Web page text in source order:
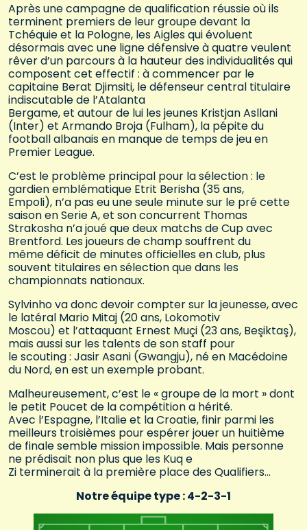
Après une campagne de qualification réussie où ils
terminent premiers de leur groupe devant la
Tchéquie et la Pologne, les Aigles qui évoluent
désormais avec une ligne défensive à quatre veulent
rêver d’un parcours à la hauteur des individualités qui
composent cet effectif : à commencer par le
capitaine Berat Djimsiti, le défenseur central titulaire
indiscutable de l’Atalanta
Bergame, et autour de lui les jeunes Kristjan Asllani
(Inter) et Armando Broja (Fulham), la pépite du
football albanais en manque de temps de jeu en
Premier League.
C’est le problème principal pour la sélection : le
gardien emblématique Etrit Berisha (35 ans,
Empoli), n’a pas eu une seule minute sur le pré cette
saison en Serie A, et son concurrent Thomas
Strakosha n’a joué que deux matchs de Cup avec
Brentford. Les joueurs de champ souffrent du
même déficit de minutes officielles en club, plus
souvent titulaires en sélection que dans les
championnats nationaux.
Sylvinho va donc devoir compter sur la jeunesse, avec
le latéral Mario Mitaj (20 ans, Lokomotiv
Moscou) et l’attaquant Ernest Muçi (23 ans, Beşiktaş),
mais aussi sur les talents de son staff pour
le scouting : Jasir Asani (Gwangju), né en Macédoine
du Nord, en est un exemple probant.
Malheureusement, c’est le « groupe de la mort » dont
le petit Poucet de la compétition a hérité.
Avec l’Espagne, l’Italie et la Croatie, finir parmi les
meilleurs troisièmes pour espérer jouer un huitième
de finale semble mission impossible. Mais personne
ne prédisait non plus que les Kuq e
Zi terminerait à la première place des Qualifiers…
Notre équipe type : 4-2-3-1